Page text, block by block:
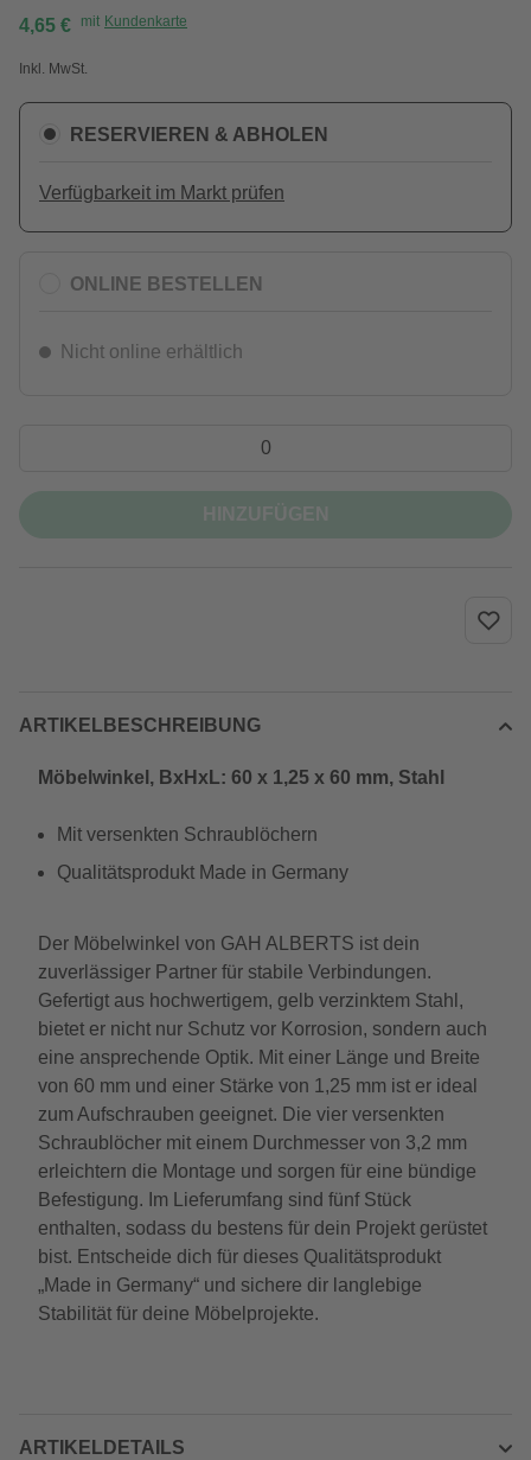
4,65 € mit Kundenkarte
Inkl. MwSt.
RESERVIEREN & ABHOLEN
Verfügbarkeit im Markt prüfen
ONLINE BESTELLEN
Nicht online erhältlich
ARTIKELBESCHREIBUNG
Möbelwinkel, BxHxL: 60 x 1,25 x 60 mm, Stahl
Mit versenkten Schraublöchern
Qualitätsprodukt Made in Germany
Der Möbelwinkel von GAH ALBERTS ist dein
zuverlässiger Partner für stabile Verbindungen.
Gefertigt aus hochwertigem, gelb verzinktem Stahl,
bietet er nicht nur Schutz vor Korrosion, sondern auch
eine ansprechende Optik. Mit einer Länge und Breite
von 60 mm und einer Stärke von 1,25 mm ist er ideal
zum Aufschrauben geeignet. Die vier versenkten
Schraublöcher mit einem Durchmesser von 3,2 mm
erleichtern die Montage und sorgen für eine bündige
Befestigung. Im Lieferumfang sind fünf Stück
enthalten, sodass du bestens für dein Projekt gerüstet
bist. Entscheide dich für dieses Qualitätsprodukt
„Made in Germany“ und sichere dir langlebige
Stabilität für deine Möbelprojekte.
ARTIKELDETAILS